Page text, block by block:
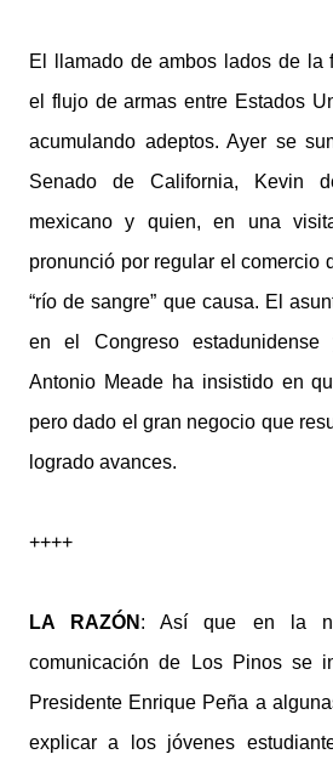
El llamado de ambos lados de la
el flujo de armas entre Estados
acumulando adeptos. Ayer se
Senado de California, Kevin
mexicano y quien, en una
pronunció por regular el comercio
“río de sangre” que causa. El
en el Congreso
Antonio Meade ha insistido en
pero dado el gran negocio que
logrado avances.
++++
LA RAZÓN : Así que en la
comunicación de Los Pinos se
Presidente Enrique Peña a
explicar a los jóvenes